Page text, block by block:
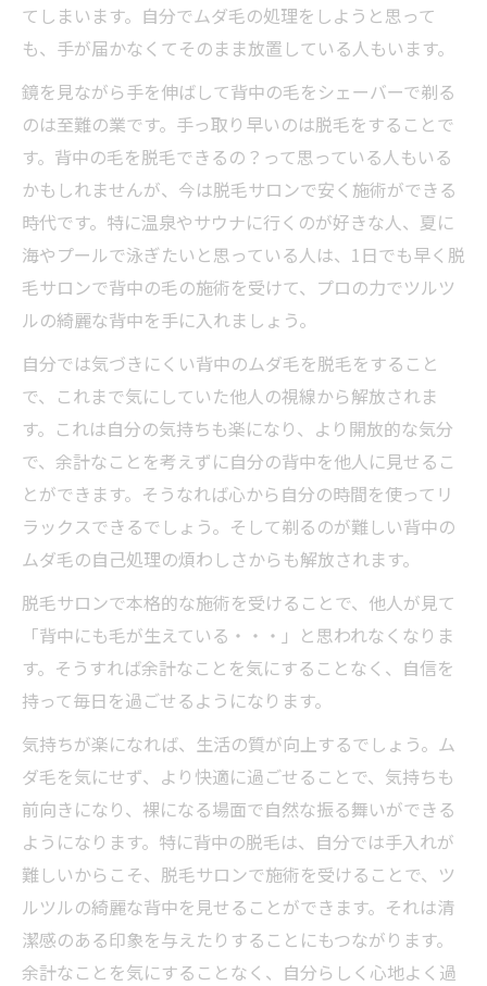
てしまいます。自分でムダ毛の処理をしようと思って
も、手が届かなくてそのまま放置している人もいます。
鏡を見ながら手を伸ばして背中の毛をシェーバーで剃る
のは至難の業です。手っ取り早いのは脱毛をすることで
す。背中の毛を脱毛できるの？って思っている人もいる
かもしれませんが、今は脱毛サロンで安く施術ができる
時代です。特に温泉やサウナに行くのが好きな人、夏に
海やプールで泳ぎたいと思っている人は、1日でも早く脱
毛サロンで背中の毛の施術を受けて、プロの力でツルツ
ルの綺麗な背中を手に入れましょう。
自分では気づきにくい背中のムダ毛を脱毛をすること
で、これまで気にしていた他人の視線から解放されま
す。これは自分の気持ちも楽になり、より開放的な気分
で、余計なことを考えずに自分の背中を他人に見せるこ
とができます。そうなれば心から自分の時間を使ってリ
ラックスできるでしょう。そして剃るのが難しい背中の
ムダ毛の自己処理の煩わしさからも解放されます。
脱毛サロンで本格的な施術を受けることで、他人が見て
「背中にも毛が生えている・・・」と思われなくなりま
す。そうすれば余計なことを気にすることなく、自信を
持って毎日を過ごせるようになります。
気持ちが楽になれば、生活の質が向上するでしょう。ム
ダ毛を気にせず、より快適に過ごせることで、気持ちも
前向きになり、裸になる場面で自然な振る舞いができる
ようになります。特に背中の脱毛は、自分では手入れが
難しいからこそ、脱毛サロンで施術を受けることで、ツ
ルツルの綺麗な背中を見せることができます。それは清
潔感のある印象を与えたりすることにもつながります。
余計なことを気にすることなく、自分らしく心地よく過